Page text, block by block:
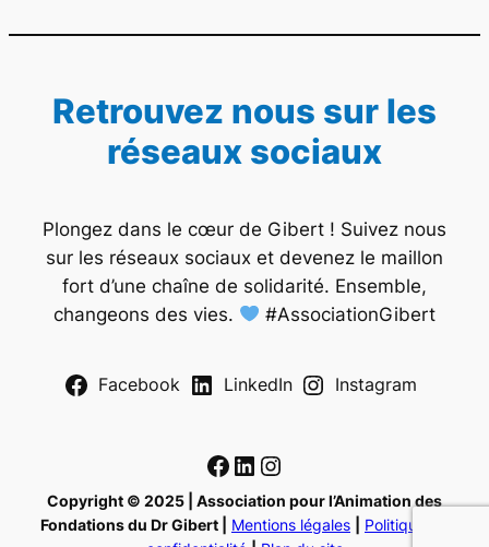
Retrouvez nous sur les
réseaux sociaux
Plongez dans le cœur de Gibert ! Suivez nous
sur les réseaux sociaux et devenez le maillon
fort d’une chaîne de solidarité. Ensemble,
changeons des vies.
#AssociationGibert
Facebook LinkedIn Instagram
Facebook
LinkedIn
Instagram
Copyright © 2025 | Association pour l’Animation des
Fondations du Dr Gibert |
Mentions légales
Politique de